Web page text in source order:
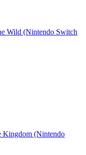
Wild (Nintendo Switch
Kingdom (Nintendo